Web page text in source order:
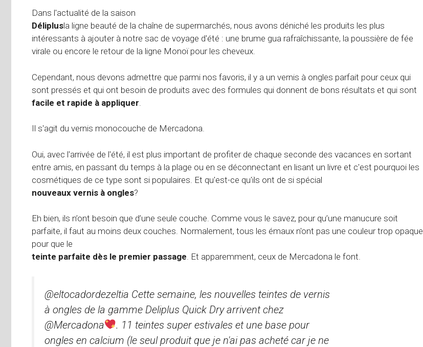
Dans l'actualité de la saison
Déliplusla ligne beauté de la chaîne de supermarchés, nous avons déniché les produits les plus
intéressants à ajouter à notre sac de voyage d'été : une brume gua rafraîchissante, la poussière de fée
virale ou encore le retour de la ligne Monoï pour les cheveux.
Cependant, nous devons admettre que parmi nos favoris, il y a un vernis à ongles parfait pour ceux qui
sont pressés et qui ont besoin de produits avec des formules qui donnent de bons résultats et qui sont
facile et rapide à appliquer
Il s'agit du vernis monocouche de Mercadona.
Oui, avec l'arrivée de l'été, il est plus important de profiter de chaque seconde des vacances en sortant
entre amis, en passant du temps à la plage ou en se déconnectant en lisant un livre et c'est pourquoi les
cosmétiques de ce type sont si populaires. Et qu'est-ce qu'ils ont de si spécial
nouveaux vernis à ongles?
Eh bien, ils n’ont besoin que d’une seule couche. Comme vous le savez, pour qu’une manucure soit
parfaite, il faut au moins deux couches. Normalement, tous les émaux n'ont pas une couleur trop opaque
pour que le
teinte parfaite dès le premier passage. Et apparemment, ceux de Mercadona le font.
@eltocadordezeltia Cette semaine, les nouvelles teintes de vernis
à ongles de la gamme Deliplus Quick Dry arrivent chez
@Mercadona
. 11 teintes super estivales et une base pour
ongles en calcium (le seul produit que je n'ai pas acheté car je ne